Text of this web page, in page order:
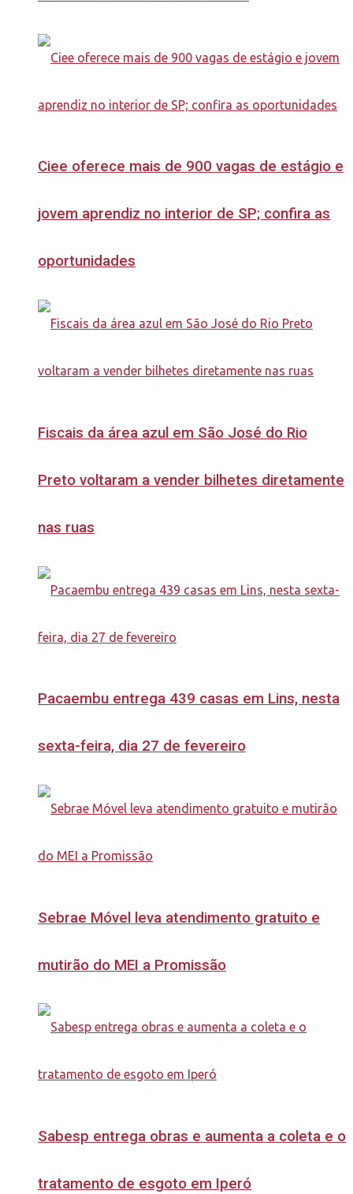
Ciee oferece mais de 900 vagas de estágio e
jovem aprendiz no interior de SP; confira as
oportunidades
Fiscais da área azul em São José do Rio
Preto voltaram a vender bilhetes diretamente
nas ruas
Pacaembu entrega 439 casas em Lins, nesta
sexta-feira, dia 27 de fevereiro
Sebrae Móvel leva atendimento gratuito e
mutirão do MEI a Promissão
Sabesp entrega obras e aumenta a coleta e o
tratamento de esgoto em Iperó